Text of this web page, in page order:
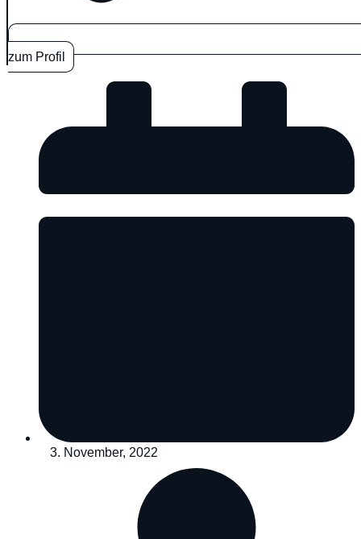
zum Profil
3. November, 2022